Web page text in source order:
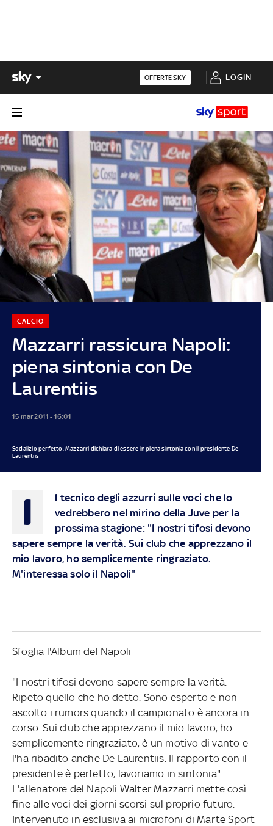
OFFERTE SKY LOGIN
Mazzarri rassicura Napoli:
piena sintonia con De
Laurentiis
CALCIO
15 mar 2011 - 16:01
Sodalizio perfetto. Mazzarri dichiara di essere in piena sintonia con il presidente De
Laurentiis
I
l tecnico degli azzurri sulle voci che lo
vedrebbero nel mirino della Juve per la
prossima stagione: "I nostri tifosi devono
sapere sempre la verità. Sui club che apprezzano il
mio lavoro, ho semplicemente ringraziato.
M'interessa solo il Napoli"
Sfoglia l'Album del Napoli
"I nostri tifosi devono sapere sempre la verità.
Ripeto quello che ho detto. Sono esperto e non
ascolto i rumors quando il campionato è ancora in
corso. Sui club che apprezzano il mio lavoro, ho
semplicemente ringraziato, è un motivo di vanto e
l'ha ribadito anche De Laurentiis. Il rapporto con il
presidente è perfetto, lavoriamo in sintonia".
L'allenatore del Napoli Walter Mazzarri mette così
fine alle voci dei giorni scorsi sul proprio futuro.
Intervenuto in esclusiva ai microfoni di Marte Sport